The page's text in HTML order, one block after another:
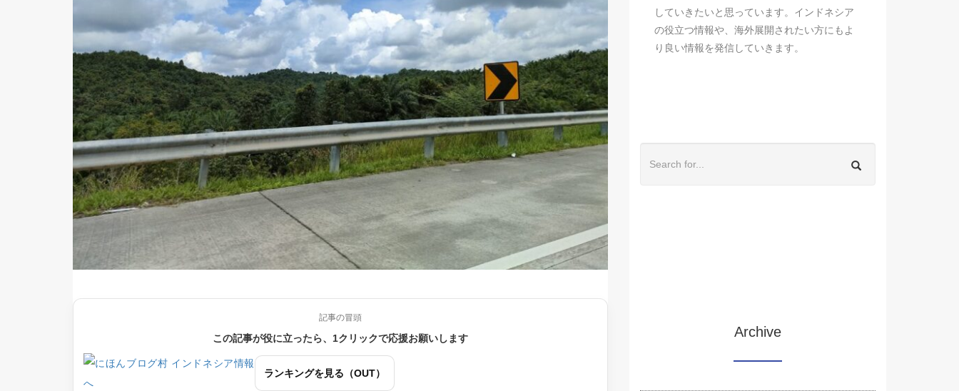
記事の冒頭
この記事が役に立ったら、1クリックで応援お願いします
ランキングを見る（OUT）
していきたいと思っています。インドネシア
の役立つ情報や、海外展開されたい方にもよ
り良い情報を発信していきます。
Archive